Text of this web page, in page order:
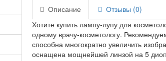
Описание
Отзывы (0)
Хотите купить лампу-лупу для
одному врачу-косметологу.
способна многократно увеличить
оснащена мощнейшей линзой на 5